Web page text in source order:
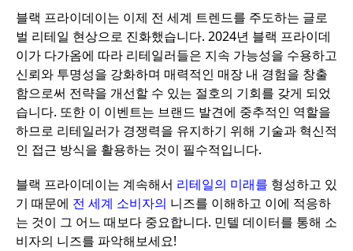
블랙 프라이데이는 이제 전 세계 트렌드를 주도하는 글로
벌 리테일 현상으로 진화했습니다. 2024년 블랙 프라이데
이가 다가옴에 따라 리테일러들은 지속 가능성을 수용하고
신뢰와 투명성을 강화하며 매력적인 매장 내 경험을 창출
함으로써 전략을 개선할 수 있는 절호의 기회를 갖게 되었
습니다. 또한 이 이벤트는 브랜드 발견에 중추적인 역할을
하므로 리테일러가 경쟁력을 유지하기 위해 기술과 혁신적
인 접근 방식을 활용하는 것이 필수적입니다.
블랙 프라이데이는 계속해서 리테일의 미래를 형성하고 있
기 때문에 전 세계 소비자의 니즈를 이해하고 이에 적응하
는 것이 그 어느 때보다 중요합니다. 민텔 데이터를 통해 소
비자의 니즈를 파악해보세요!